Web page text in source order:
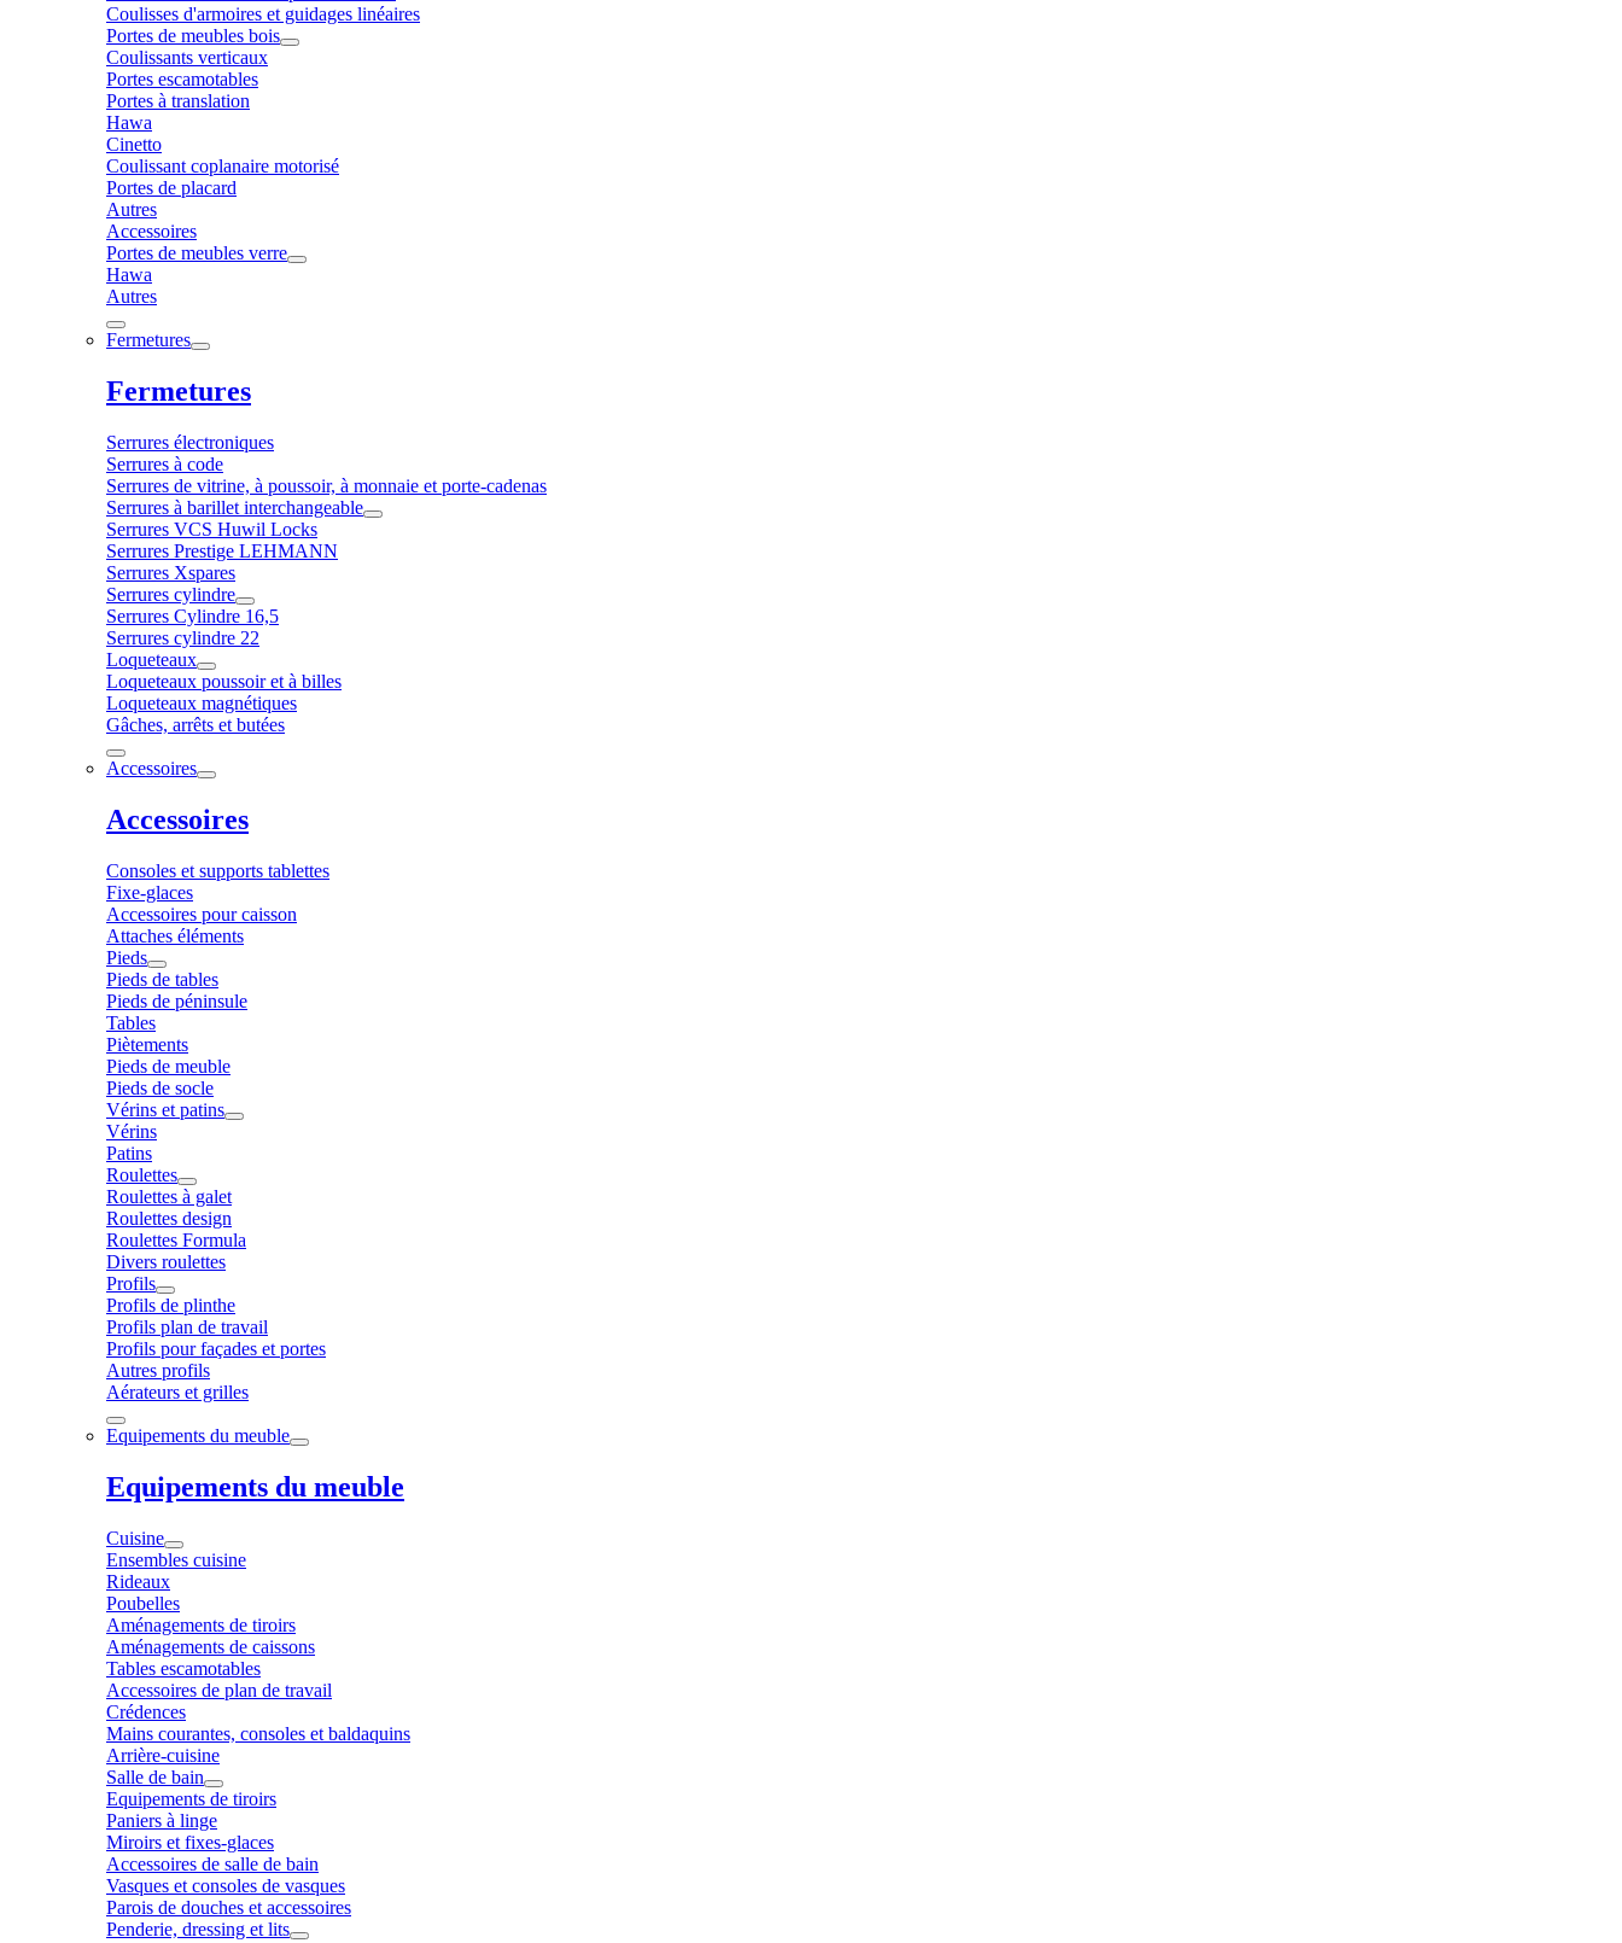
Coulisses d'armoires et guidages linéaires
Portes de meubles bois
Coulissants verticaux
Portes escamotables
Portes à translation
Hawa
Cinetto
Coulissant coplanaire motorisé
Portes de placard
Autres
Accessoires
Portes de meubles verre
Hawa
Autres
Fermetures
Fermetures
Serrures électroniques
Serrures à code
Serrures de vitrine, à poussoir, à monnaie et porte-cadenas
Serrures à barillet interchangeable
Serrures VCS Huwil Locks
Serrures Prestige LEHMANN
Serrures Xspares
Serrures cylindre
Serrures Cylindre 16,5
Serrures cylindre 22
Loqueteaux
Loqueteaux poussoir et à billes
Loqueteaux magnétiques
Gâches, arrêts et butées
Accessoires
Accessoires
Consoles et supports tablettes
Fixe-glaces
Accessoires pour caisson
Attaches éléments
Pieds
Pieds de tables
Pieds de péninsule
Tables
Piètements
Pieds de meuble
Pieds de socle
Vérins et patins
Vérins
Patins
Roulettes
Roulettes à galet
Roulettes design
Roulettes Formula
Divers roulettes
Profils
Profils de plinthe
Profils plan de travail
Profils pour façades et portes
Autres profils
Aérateurs et grilles
Equipements du meuble
Equipements du meuble
Cuisine
Ensembles cuisine
Rideaux
Poubelles
Aménagements de tiroirs
Aménagements de caissons
Tables escamotables
Accessoires de plan de travail
Crédences
Mains courantes, consoles et baldaquins
Arrière-cuisine
Salle de bain
Equipements de tiroirs
Paniers à linge
Miroirs et fixes-glaces
Accessoires de salle de bain
Vasques et consoles de vasques
Parois de douches et accessoires
Penderie, dressing et lits